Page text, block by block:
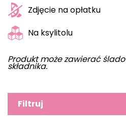
Zdjęcie na opłatku
Na ksylitolu
Produkt może zawierać
składnika.
Filtruj